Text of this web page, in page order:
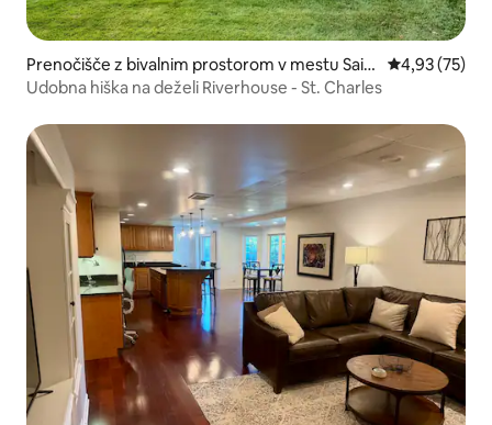
Prenočišče z bivalnim prostorom v mestu Sain
t Charles
Povprečna
4,93 (75)
Udobna hiška na deželi Riverhouse - St. Charles